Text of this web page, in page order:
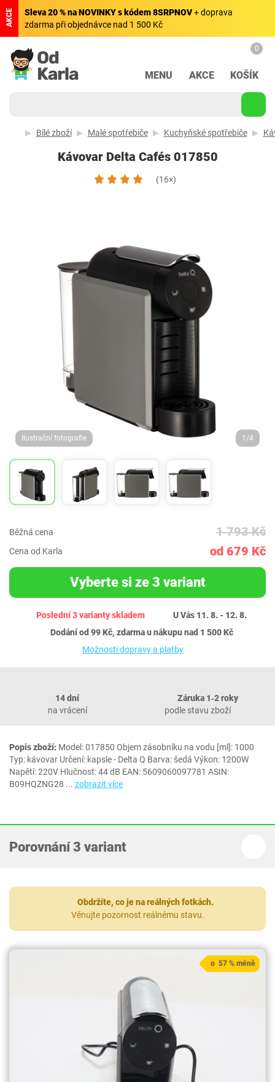
AKCE Sleva 20 % na NOVINKY s kódem 8SRPNOV+ doprava
zdarma při objednávce nad 1 500 Kč
MENU AKCE
0
KOŠÍK
Bílé zboží Malé spotřebiče Kuchyňské spotřebiče
Kávovar Delta Cafés 017850
(16×)
Ilustrační fotografie 1/4
Běžná cena 1 793 Kč
Cena od Karla od 679 Kč
Vyberte si ze 3 variant
Poslední 3 varianty skladem
U Vás 11. 8. - 12. 8.
Dodání od 99 Kč, zdarma u nákupu nad 1 500 Kč
Možnosti dopravy a platby
14 dní
na vrácení
Záruka 1‐2 roky
podle stavu zboží
Popis zboží: Model: 017850 Objem zásobníku na vodu [ml]: 1000
Typ: kávovar Určení: kapsle - Delta Q Barva: šedá Výkon: 1200W
Napětí: 220V Hlučnost: 44 dB EAN: 5609060097781 ASIN:
B09HQZNG28 ... zobrazit více
Porovnání 3 variant
Obdržíte, co je na reálných fotkách.
Věnujte pozornost reálnému stavu.
o 57 % méně